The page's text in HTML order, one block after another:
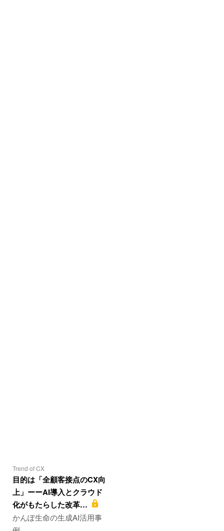
Trend of CX
目的は「全顧客接点のCX向
上」ーーAI導入とクラウド
化がもたらした改革…
かんぽ生命の生成AI活用事